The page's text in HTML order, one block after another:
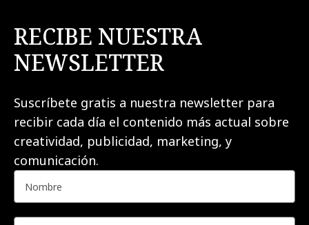
RECIBE NUESTRA
NEWSLETTER
Suscríbete gratis a nuestra newsletter para
recibir cada día el contenido más actual sobre
creatividad, publicidad, marketing, y
comunicación.